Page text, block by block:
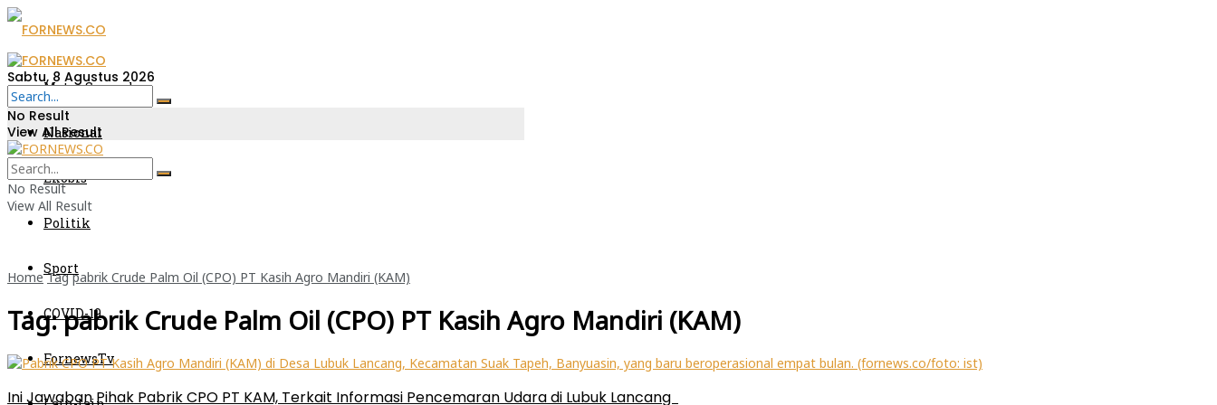
Metro Sumsel
Nasional
Ekobis
Politik
Sport
COVID-19
FornewsTv
Sabtu, 8 Agustus 2026
No Result
View All Result
No Result
View All Result
Home Tag pabrik Crude Palm Oil (CPO) PT Kasih Agro Mandiri (KAM)
Tag:pabrik Crude Palm Oil (CPO) PT Kasih Agro Mandiri (KAM)
Ini Jawaban Pihak Pabrik CPO PT KAM, Terkait Informasi Pencemaran Udara di Lubuk Lancang